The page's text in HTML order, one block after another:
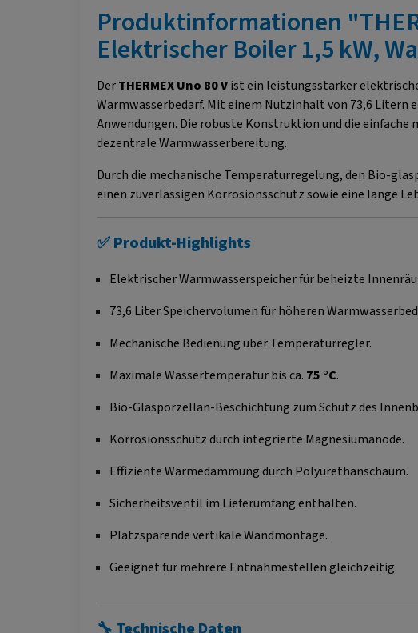
Produktinformationen
Elektrischer Boiler 1,5 kW,
DerTHERMEX Uno 80 Vist ein leistungsstarker
Warmwasserbedarf. Mit einem Nutzinhalt von 73,6 Litern
Anwendungen. Die robuste Konstruktion und die einfache
dezentrale Warmwasserbereitung.
Durch die mechanische Temperaturregelung, den Bio-
einen zuverlässigen Korrosionsschutz sowie eine lange
✅ Produkt-Highlights
Elektrischer Warmwasserspeicher für beheizte
73,6 Liter Speichervolumen für höheren
Mechanische Bedienung über Temperaturregler.
Maximale Wassertemperatur bis ca. 75 °C.
Bio-Glasporzellan-Beschichtung zum Schutz des
Korrosionsschutz durch integrierte Magnesiumanode.
Effiziente Wärmedämmung durch Polyurethanschaum.
Sicherheitsventil im Lieferumfang enthalten.
Platzsparende vertikale Wandmontage.
Geeignet für mehrere Entnahmestellen gleichzeitig.